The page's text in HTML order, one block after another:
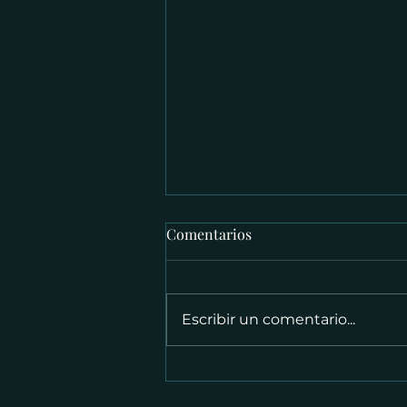
Comentarios
Escribir un comentario...